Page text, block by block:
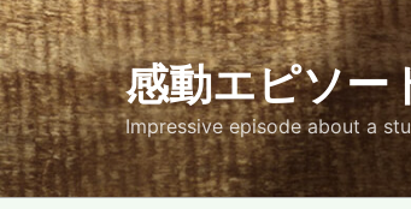
コ
ン
テ
ン
ツ
へ
ス
感動エピソー
Impressive episode about a